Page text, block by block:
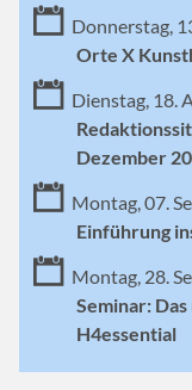
Donnerstag,
Orte X
Dienstag, 18.
Dezember
Montag, 07.
Einführung
Montag, 28.
Seminar:
H4essential